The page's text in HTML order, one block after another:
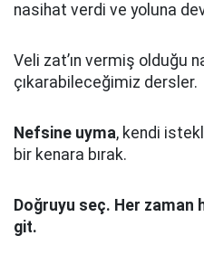
nasihat verdi ve yoluna
Veli zat’ın vermiş olduğu
çıkarabileceğimiz dersler.
Nefsine uyma, kendi
bir kenara bırak.
Doğruyu seç. Her zaman
git.